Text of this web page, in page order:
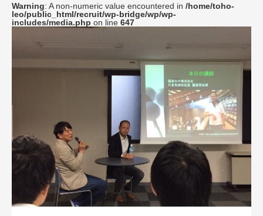
Warning: A non-numeric value encountered in /home/toho-
leo/public_html/recruit/wp-bridge/wp/wp-
includes/media.php on line 647